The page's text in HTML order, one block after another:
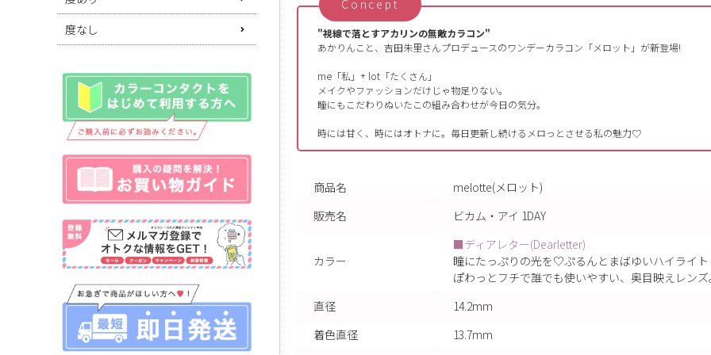
度なし
Concept
"視線で落とすアカリンの無敵カラコン"
あかりんこと、吉田朱里さんプロデュースのワンデーカラコン「メロット」が新登場!
me「私」+ lot「たくさん」
メイクやファッションだけじゃ物足りない。
瞳にもこだわりぬいたこの組み合わせが今日の気分。
時には甘く、時にはオトナに。毎日更新し続けるメロっとさせる私の魅力♡
商品名
melotte(メロット)
販売名
ビカム・アイ 1DAY
カラー
■ディアレター(Dearletter)
瞳にたっぷりの光を♡ぷるんとまばゆいハイライト
ぽわっとフチで誰でも使いやすい、奥目映えレン
直径
14.2mm
着色直径
13.7mm